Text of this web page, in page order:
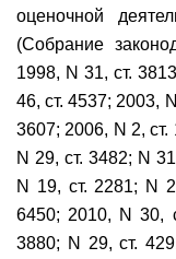
оценочной
(Собрание
1998, N 31, ст.
46, ст. 4537; 2003,
3607; 2006, N 2, ст.
N 29, ст. 3482; N
N 19, ст. 2281; N
6450; 2010, N 30,
3880; N 29, ст.